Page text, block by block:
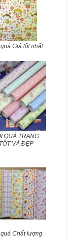
Giá tốt nhất
QUÀ TRANG
VÀ ĐẸP
Chất lượng